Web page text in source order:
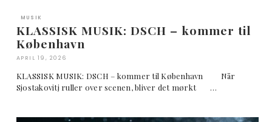
MUSIK
KLASSISK MUSIK: DSCH – kommer til
København
APRIL 19, 2026
KLASSISK MUSIK: DSCH – kommer til København Når
Sjostakovitj ruller over scenen, bliver det mørkt …